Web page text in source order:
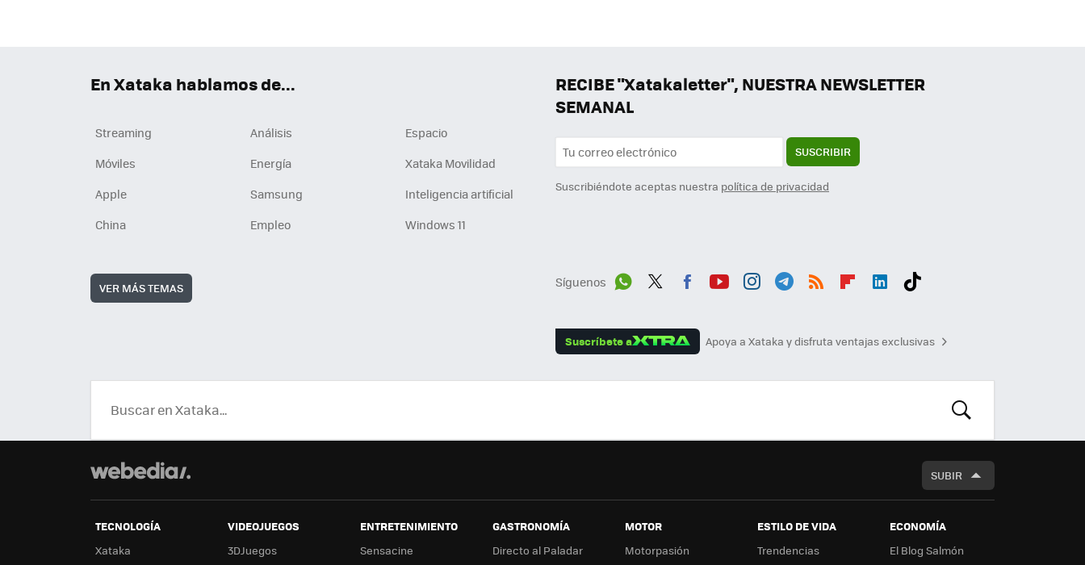
RECIBE "Xatakaletter", NUESTRA NEWSLETTER
SEMANAL
SUSCRIBIR
Suscribiéndote aceptas nuestra política de privacidad
Síguenos
ats
App
ter
ebo
ok
Suscríbete a Apoya a Xataka y disfruta ventajas exclusivas
En Xataka hablamos de...
Streaming Análisis
Espacio
Móviles
Energía
Xataka Movilidad
Apple
Samsung
Inteligencia artificial
China
Empleo Windows 11
VER MÁS TEMAS
BUSCAR
SUBIR
TECNOLOGÍA
Xataka
VIDEOJUEGOS
3DJuegos
ENTRETENIMIENTO
Sensacine
GASTRONOMÍA
Directo al Paladar
MOTOR
Motorpasión
ESTILO DE VIDA
Trendencias
ECONOMÍA
El Blog Salmón